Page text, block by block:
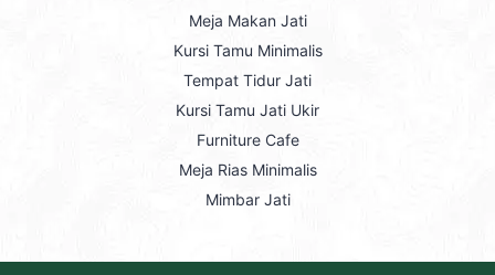
Meja Makan Jati
Kursi Tamu Minimalis
Tempat Tidur Jati
Kursi Tamu Jati Ukir
Furniture Cafe
Meja Rias Minimalis
Mimbar Jati